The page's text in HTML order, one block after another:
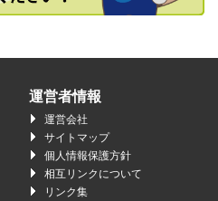
運営者情報
運営会社
サイトマップ
個人情報保護方針
相互リンクについて
リンク集